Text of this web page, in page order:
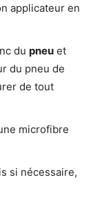
applicateur en
du pneu et
du pneu de
de tout
microfibre
si nécessaire,